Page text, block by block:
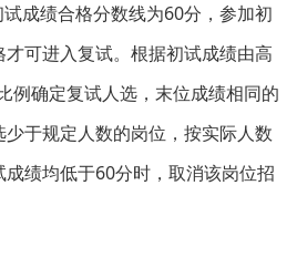
成绩合格分数线为60分，参加初
可进入复试。根据初试成绩由高
例确定复试人选，末位成绩相同的
于规定人数的岗位，按实际人数
绩均低于60分时，取消该岗位招